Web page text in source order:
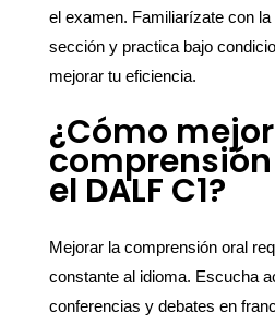
el examen. Familiarízate con
sección y practica bajo
mejorar tu eficiencia.
¿Cómo
el DALF C1?
Mejorar la comprensión oral
constante al idioma. Escucha
conferencias y debates en